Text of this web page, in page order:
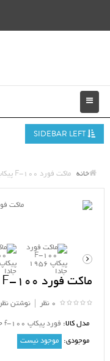
خانه ماکت فورد F-100 پیکاپ 1956 جادا
ماکت فورد F-100 پیکاپ 1956 جادا
0 نظر نوشتن نظر
مدل کالا: فورد پیکاپ f-100 جادا 1956 (دورنگ)
موجودی: موجود نیست